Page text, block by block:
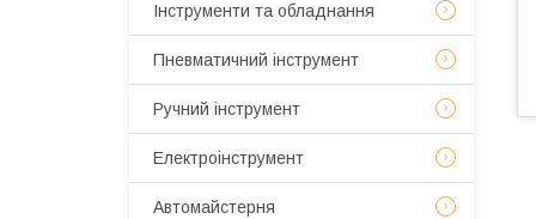
Інструменти та обладнання
Пневматичний інструмент
Ручний інструмент
Електроінструмент
Автомайстерня